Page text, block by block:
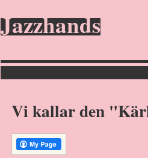
Jazzhands
Vi kallar den